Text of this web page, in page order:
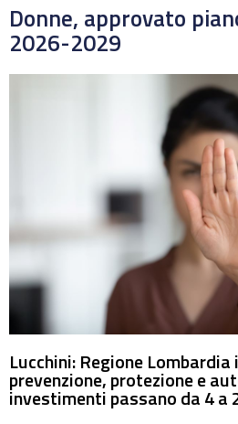
Donne, approvato
2026-2029
Lucchini: Regione
prevenzione, protezione e
investimenti passano da 4 a